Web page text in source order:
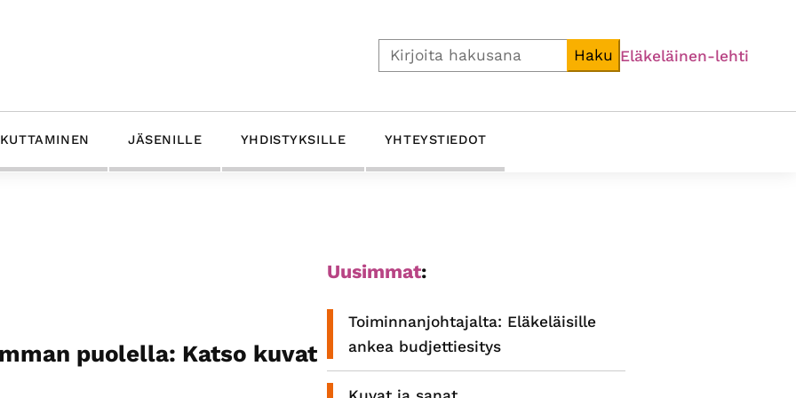
Etsi Haku Eläkeläinen-lehti
JÄSENILLE YHDISTYKSILLE YHTEYSTIEDOT
puolella: Katso kuvat
Ensisijainen
Uusimmat:
Toiminnanjohtajalta: Eläkeläisille
ankea budjettiesitys